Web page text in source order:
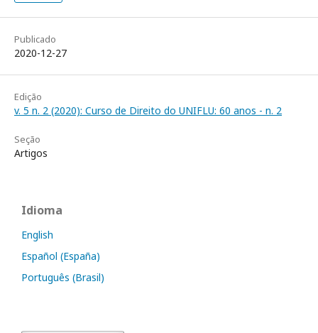
Publicado
2020-12-27
Edição
v. 5 n. 2 (2020): Curso de Direito do UNIFLU: 60 anos - n. 2
Seção
Artigos
Idioma
English
Español (España)
Português (Brasil)